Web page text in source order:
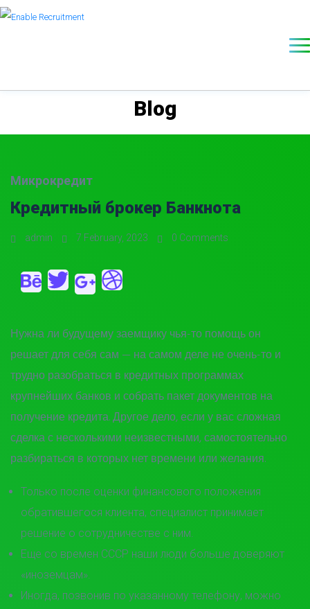
Blog
Микрокредит
Кредитный брокер Банкнота
admin 7 February, 2023 0 Comments
Нужна ли будущему заемщику чья-то помощь он
решает для себя сам — на самом деле не очень-то и
трудно разобраться в кредитных программах
крупнейших банков и собрать пакет документов на
получение кредита. Другое дело, если у вас сложная
сделка с несколькими неизвестными, самостоятельно
разбираться в которых нет времени или желания.
Только после оценки финансового положения
обратившегося клиента, специалист принимает
решение о сотрудничестве с ним.
Еще со времен СССР наши люди больше доверяют
«иноземцам».
Иногда, позвонив по указанному телефону, можно